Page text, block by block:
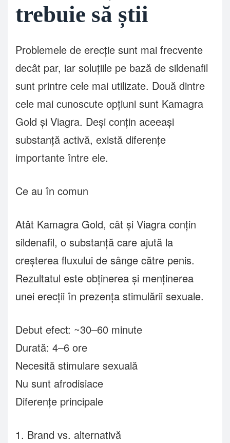
trebuie să știi
Problemele de erecție sunt mai frecvente
decât par, iar soluțiile pe bază de sildenafil
sunt printre cele mai utilizate. Două dintre
cele mai cunoscute opțiuni sunt Kamagra
Gold și Viagra. Deși conțin aceeași
substanță activă, există diferențe
importante între ele.
Ce au în comun
Atât Kamagra Gold, cât și Viagra conțin
sildenafil, o substanță care ajută la
creșterea fluxului de sânge către penis.
Rezultatul este obținerea și menținerea
unei erecții în prezența stimulării sexuale.
Debut efect: ~30–60 minute
Durată: 4–6 ore
Necesită stimulare sexuală
Nu sunt afrodisiace
Diferențe principale
1. Brand vs. alternativă